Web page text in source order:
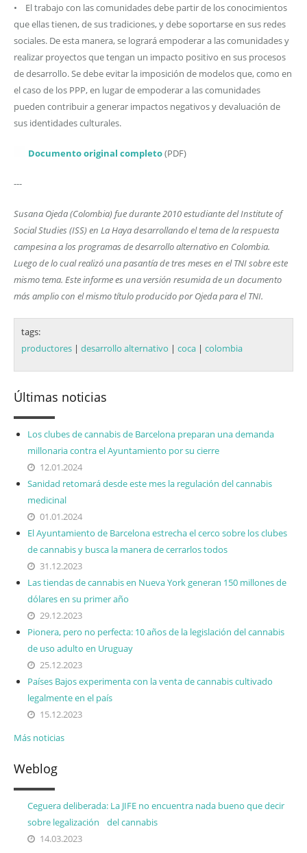
• El trabajo con las comunidades debe partir de los conocimientos
que ellas tienen, de sus tradiciones, y debe soportarse en sus redes
sociales. De esta manera, se logrará empoderar a las comunidades y
realizar proyectos que tengan un impacto positivo en sus procesos
de desarrollo. Se debe evitar la imposición de modelos que, como en
el caso de los PPP, en lugar de empoderar a las comunidades
pueden contribuir a generar impactos negativos y devaluación de
sus identidades culturales.
Documento original completo(PDF)
---
Susana Ojeda (Colombia) fue durante 2010 estudiante del Institute of
Social Studies (ISS) en La Haya desarrollando el tema de la respuesta
campesina a los programas de desarrollo alternativo en Colombia.
Luego de lo cual realizó una pasantía de tres meses en el TNI sobre este
mismo tema. Este informe es una versión resumida de un documento
más amplio con el mismo título producido por Ojeda para el TNI.
tags:
productores | desarrollo alternativo | coca | colombia
Últimas noticias
Los clubes de cannabis de Barcelona preparan una demanda
millonaria contra el Ayuntamiento por su cierre
12.01.2024
Sanidad retomará desde este mes la regulación del cannabis
medicinal
01.01.2024
El Ayuntamiento de Barcelona estrecha el cerco sobre los clubes
de cannabis y busca la manera de cerrarlos todos
31.12.2023
Las tiendas de cannabis en Nueva York generan 150 millones de
dólares en su primer año
29.12.2023
Pionera, pero no perfecta: 10 años de la legislación del cannabis
de uso adulto en Uruguay
25.12.2023
Países Bajos experimenta con la venta de cannabis cultivado
legalmente en el país
15.12.2023
Más noticias
Weblog
Ceguera deliberada: La JIFE no encuentra nada bueno que decir
sobre legalización del cannabis
14.03.2023